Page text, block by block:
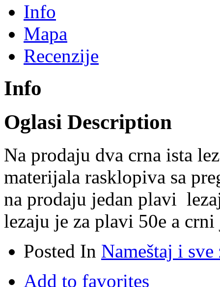
Info
Mapa
Recenzije
Info
Oglasi Description
Na prodaju dva crna ista
materijala rasklopiva sa
na prodaju jedan plavi
lezaju je za plavi 50e a
Posted In Nameštaj i sve
Add to favorites